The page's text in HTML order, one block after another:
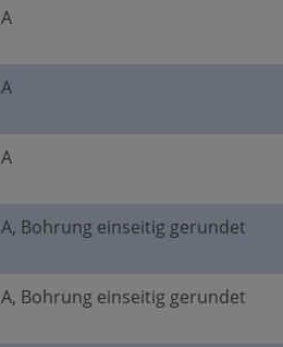
A
A
A
A, Bohrung einseitig gerundet
A, Bohrung einseitig gerundet